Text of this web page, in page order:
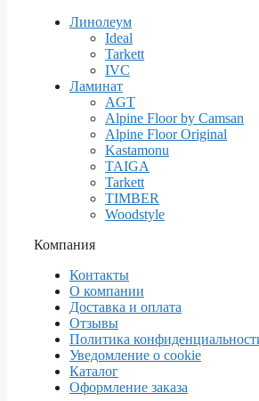
Линолеум
Ideal
Tarkett
IVC
Ламинат
AGT
Alpine Floor by Camsan
Alpine Floor Original
Kastamonu
TAIGA
Tarkett
TIMBER
Woodstyle
Компания
Контакты
О компании
Доставка и оплата
Отзывы
Политика
Уведомление о cookie
Каталог
Оформление заказа